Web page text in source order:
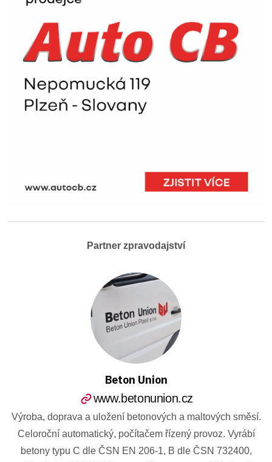
Partner zpravodajství
Beton Union
www.betonunion.cz
Výroba, doprava a uložení betonových a maltových směsí.
Celoroční automatický, počítačem řízený provoz. Vyrábí
betony typu C dle ČSN EN 206-1, B dle ČSN 732400,